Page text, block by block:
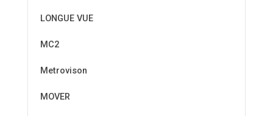
LONGUE VUE
MC2
Metrovison
MOVER